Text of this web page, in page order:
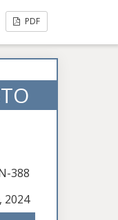
PDF
388
2024